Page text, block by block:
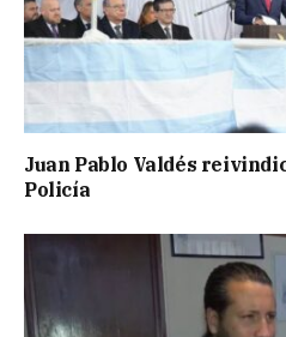
Juan Pablo Valdés
Policía